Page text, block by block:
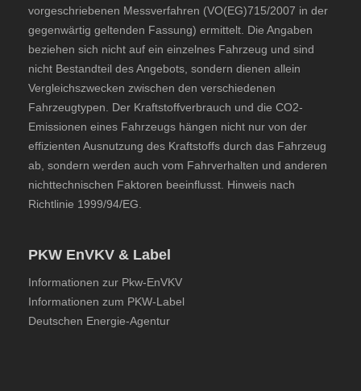
vorgeschriebenen Messverfahren (VO(EG)715/2007 in der
gegenwärtig geltenden Fassung) ermittelt. Die Angaben
beziehen sich nicht auf ein einzelnes Fahrzeug und sind
nicht Bestandteil des Angebots, sondern dienen allein
Vergleichszwecken zwischen den verschiedenen
Fahrzeugtypen. Der Kraftstoffverbrauch und die CO2-
Emissionen eines Fahrzeugs hängen nicht nur von der
effizienten Ausnutzung des Kraftstoffs durch das Fahrzeug
ab, sondern werden auch vom Fahrverhalten und anderen
nichttechnischen Faktoren beeinflusst. Hinweis nach
Richtlinie 1999/94/EG.
PKW EnVKV & Label
Informationen zur Pkw-EnVKV
Informationen zum PKW-Label
Deutschen Energie-Agentur